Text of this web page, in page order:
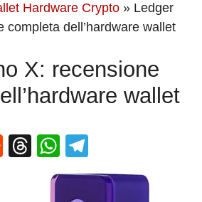
Hardware Crypto » Ledger
completa dell’hardware wallet
X: recensione
wallet
R
T
W
h
at
el